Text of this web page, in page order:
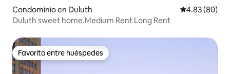
Condominio en Duluth Calificación
4.83 (80)
Duluth sweet home.Medium Rent Long Rent
Favorito entre huéspedes
Favorito entre huéspedes